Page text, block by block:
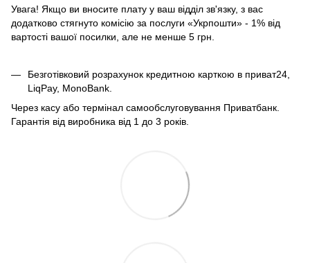
Увага! Якщо ви вносите плату у ваш відділ зв'язку, з вас
додатково стягнуто комісію за послуги «Укрпошти» - 1% від
вартості вашої посилки, але не менше 5 грн.
Безготівковий розрахунок кредитною карткою в приват24,
LiqPay, MonoBank.
Через касу або термінал самообслуговування Приватбанк.
Гарантія від виробника від 1 до 3 років.